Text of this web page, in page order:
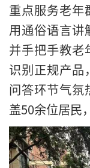
重点服务老年
用通俗语言讲
并手把手教老
识别正规产
问答环节气氛
盖50余位居民